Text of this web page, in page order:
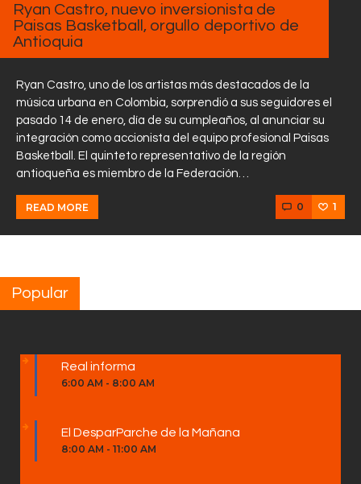
Ryan Castro, nuevo inversionista de
Paisas Basketball, orgullo deportivo de
Antioquia
Ryan Castro, uno de los artistas más destacados de la
música urbana en Colombia, sorprendió a sus seguidores el
pasado 14 de enero, día de su cumpleaños, al anunciar su
integración como accionista del equipo profesional Paisas
Basketball. El quinteto representativo de la región
antioqueña es miembro de la Federación…
READ MORE 0 1
Popular
Real informa
6:00 AM - 8:00 AM
El DesparParche de la Mañana
8:00 AM - 11:00 AM